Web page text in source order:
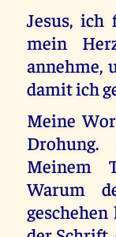
Jesus, ich
mein
annehme,
damit ich
Meine
Meinem
Warum